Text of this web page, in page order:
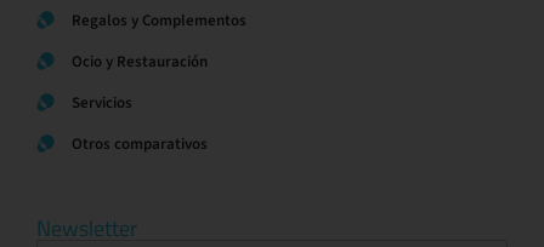
Regalos y Complementos
Ocio y Restauración
Servicios
Otros comparativos
Newsletter